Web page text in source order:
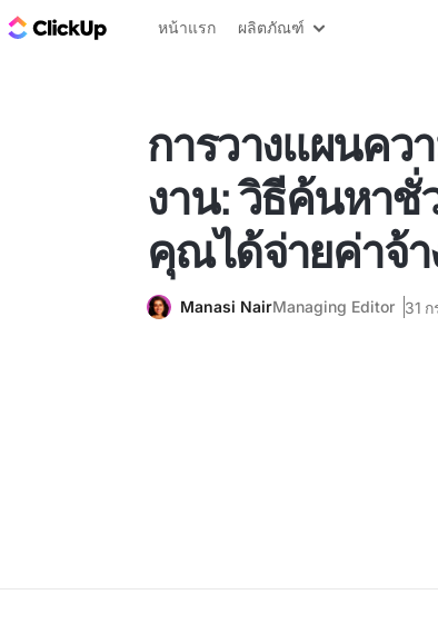
บล็อก ClickUp
หน้าแรก ผลิตภัณฑ์
การวางแผนคว
งาน: วิธีค้นหาชั่
คุณได้จ่ายค่าจ้า
Manasi NairManaging Editor 31